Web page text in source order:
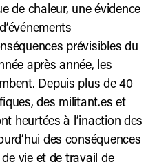
de chaleur, une évidence
prévisibles du
après année, les
Depuis plus de 40
des militant.es et
heurtées à l’inaction des
des conséquences
vie et de travail de